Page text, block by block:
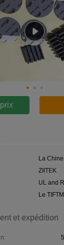
La Chine
ZIITEK
UL and
Le
et expédition